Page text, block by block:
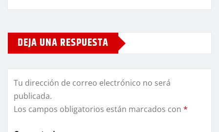
DEJA UNA RESPUESTA
Tu dirección de correo electrónico no será
publicada.
Los campos obligatorios están marcados con *